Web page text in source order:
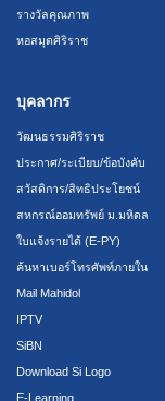
รางวัลคุณภาพ
หอสมุดศิริราช
บุคลากร
วัฒนธรรมศิริราช
ประกาศ/ระเบียบ/ข้อบังคับ
สวัสดิการ/สิทธิประโยชน์
สหกรณ์ออมทรัพย์ ม.มหิดล
ใบแจ้งรายได้ (E-PY)
ค้นหาเบอร์โทรศัพท์ภายใน
Mail Mahidol
IPTV
SiBN
Download Si Logo
E-Learning